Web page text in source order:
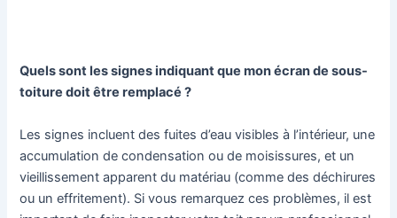
Quels sont les signes indiquant que mon écran de sous-
toiture doit être remplacé ?
Les signes incluent des fuites d’eau visibles à l’intérieur, une
accumulation de condensation ou de moisissures, et un
vieillissement apparent du matériau (comme des déchirures
ou un effritement). Si vous remarquez ces problèmes, il est